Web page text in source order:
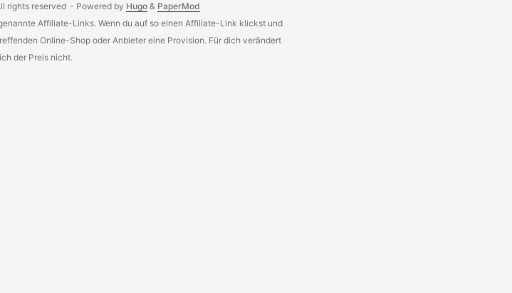
rights reserved - Powered by Hugo & PaperMod
Affiliate-Links. Wenn du auf so einen Affiliate-Link klickst und
Online-Shop oder Anbieter eine Provision. Für dich verändert
der Preis nicht.